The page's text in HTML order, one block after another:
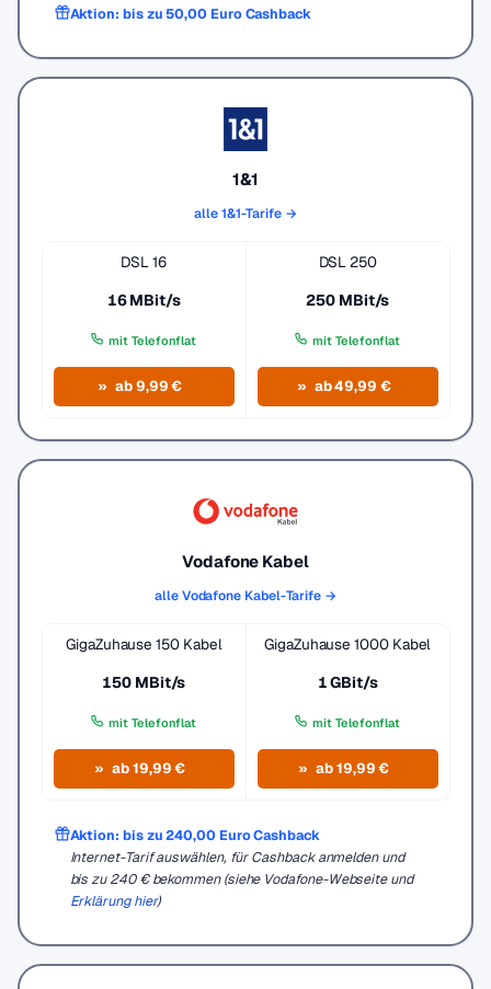
Aktion: bis zu 50,00 Euro Cashback
1&1
alle 1&1-Tarife →
DSL 16
16 MBit/s
mit Telefonflat
ab 9,99 €
DSL 250
250 MBit/s
mit Telefonflat
ab 49,99 €
Vodafone Kabel
alle Vodafone Kabel-Tarife →
GigaZuhause 150 Kabel
150 MBit/s
mit Telefonflat
ab 19,99 €
GigaZuhause 1000 Kabel
1 GBit/s
mit Telefonflat
ab 19,99 €
Aktion: bis zu 240,00 Euro Cashback
Internet-Tarif auswählen, für Cashback anmelden und
bis zu 240 € bekommen (siehe Vodafone-Webseite und
Erklärung hier)